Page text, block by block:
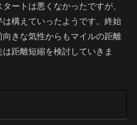
ートは悪くなかったですが、
構えていったようです。終始
きな気性からもマイルの距離
距離短縮を検討していきま